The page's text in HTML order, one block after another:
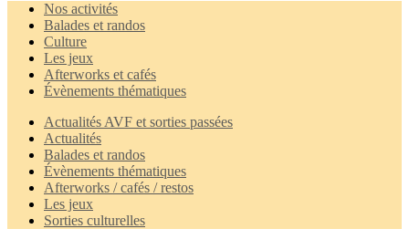
Nos activités
Balades et randos
Culture
Les jeux
Afterworks et cafés
Évènements thématiques
Actualités AVF et sorties passées
Actualités
Balades et randos
Évènements thématiques
Afterworks / cafés / restos
Les jeux
Sorties culturelles